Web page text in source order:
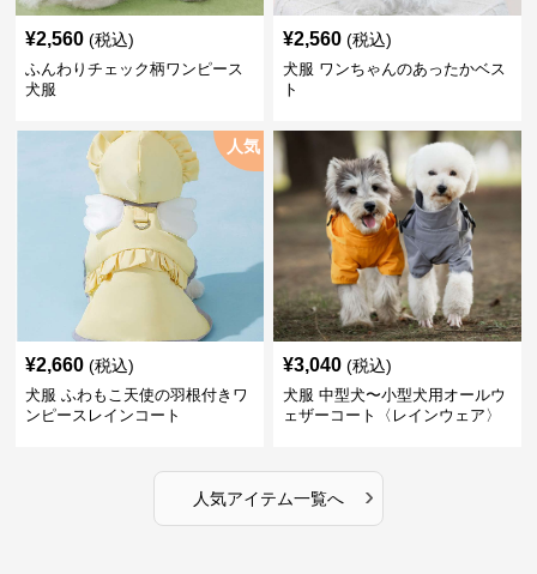
¥2,560 (税込)
ふんわりチェック柄ワンピース
犬服
¥2,560 (税込)
犬服 ワンちゃんのあったかベス
ト
人気
¥2,660 (税込)
犬服 ふわもこ天使の羽根付きワ
ンピースレインコート
¥3,040 (税込)
犬服 中型犬〜小型犬用オールウ
ェザーコート〈レインウェア〉
人気アイテム一覧へ ›